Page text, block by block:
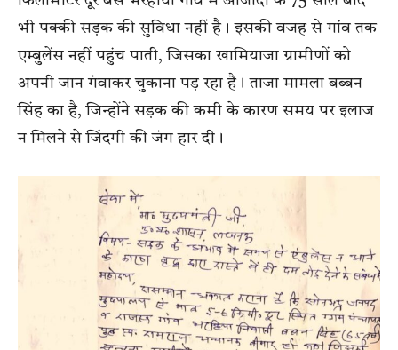
भी पक्की सड़क की सुविधा नहीं है। इसकी वजह से गांव तक
एम्बुलेंस नहीं पहुंच पाती, जिसका खामियाजा ग्रामीणों को
अपनी जान गंवाकर चुकाना पड़ रहा है। ताजा मामला बब्बन
सिंह का है, जिन्होंने सड़क की कमी के कारण समय पर इलाज
न मिलने से जिंदगी की जंग हार दी।